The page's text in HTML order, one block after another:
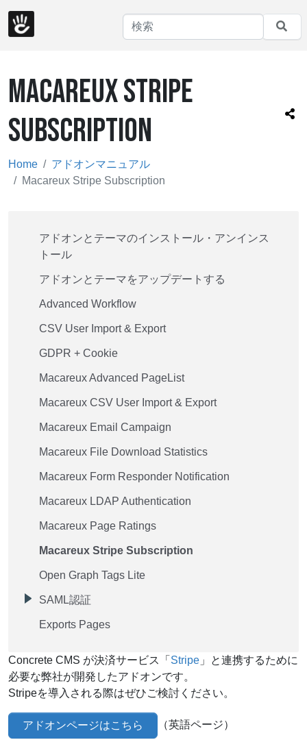
MACAREUX STRIPE
SUBSCRIPTION
Home
アドオンマニュアル
Macareux Stripe Subscription
アドオンとテーマのインストール・アンインス
トール
アドオンとテーマをアップデートする
Advanced Workflow
CSV User Import & Export
GDPR + Cookie
Macareux Advanced PageList
Macareux CSV User Import & Export
Macareux Email Campaign
Macareux File Download Statistics
Macareux Form Responder Notification
Macareux LDAP Authentication
Macareux Page Ratings
Macareux Stripe Subscription
Open Graph Tags Lite
SAML認証
Exports Pages
Concrete CMS が決済サービス「 Stripe 」と連携するために
必要な弊社が開発したアドオンです。
Stripeを導入される際はぜひご検討ください。
アドオンページはこちら （英語ページ）